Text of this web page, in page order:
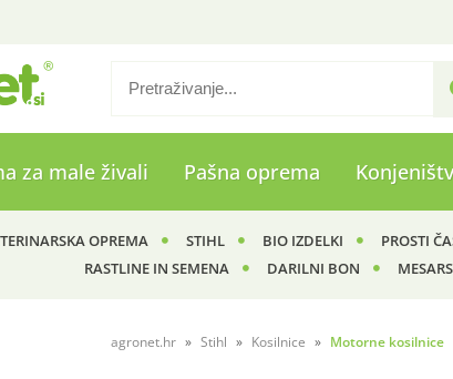
za male živali Pašna oprema
OPREMA STIHL BIO IZDELKI PROSTI
RASTLINE IN SEMENA
DARILNI BON
agronet.hr Stihl Kosilnice Motorne kosilnice